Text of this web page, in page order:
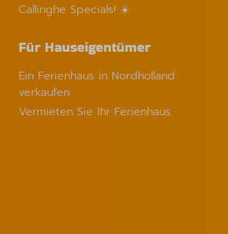
Callinghe Specials! ☀️
Für Hauseigentümer
Ein Ferienhaus in Nordholland
verkaufen
Vermieten Sie Ihr Ferienhaus